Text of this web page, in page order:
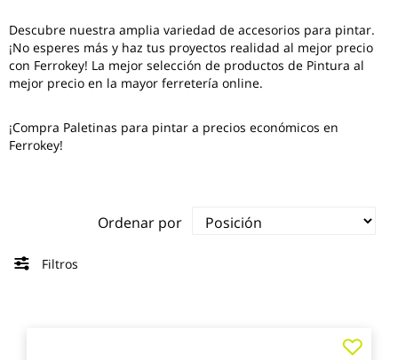
Descubre nuestra amplia variedad de accesorios para pintar.
¡No esperes más y haz tus proyectos realidad al mejor precio
con Ferrokey! La mejor selección de productos de Pintura al
mejor precio en la mayor ferretería online.
¡Compra Paletinas para pintar a precios económicos en
Ferrokey!
Ordenar por
Filtros